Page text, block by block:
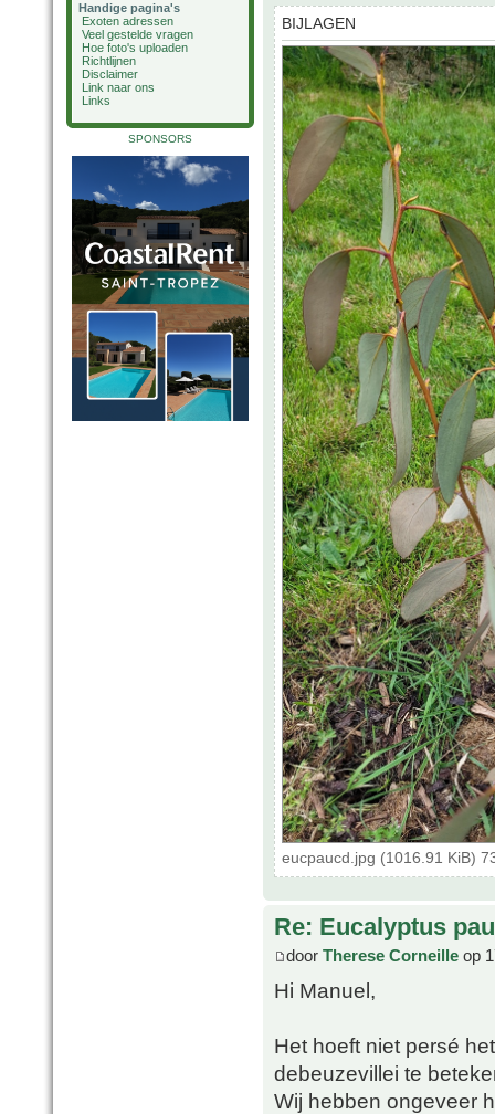
Handige pagina's
Exoten adressen
Veel gestelde vragen
Hoe foto's uploaden
Richtlijnen
Disclaimer
Link naar ons
Links
SPONSORS
BIJLAGEN
eucpaucd.jpg (1016.91 KiB)
Re: Eucalyptus
door Therese Corneille op
Hi Manuel,
Het hoeft niet persé
debeuzevillei te
Wij hebben ongeveer